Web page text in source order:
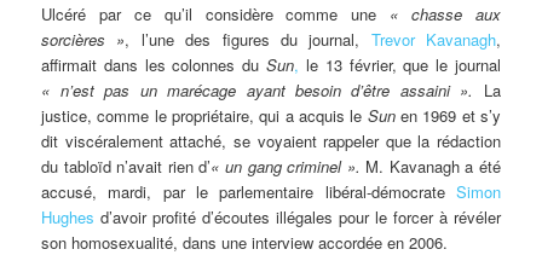
Ulcéré par ce qu’il considère comme une « chasse aux
sorcières », l’une des figures du journal, Trevor Kavanagh,
affirmait dans les colonnes duSun, le 13 février, que le journal
« n’est pas un marécage ayant besoin d’être assaini ». La
justice, comme le propriétaire, qui a acquis le Sun en 1969 et s’y
dit viscéralement attaché, se voyaient rappeler que la rédaction
du tabloïd n’avait rien d’« un gang criminel ». M. Kavanagh a été
accusé, mardi, par le parlementaire libéral-démocrate Simon
Hughes d’avoir profité d’écoutes illégales pour le forcer à révéler
son homosexualité, dans une interview accordée en 2006.